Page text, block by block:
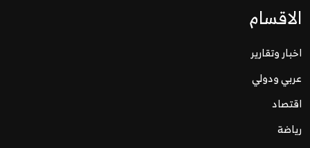
الاقسام
اخبار وتقارير
عربي ودولي
اقتصاد
رياضة